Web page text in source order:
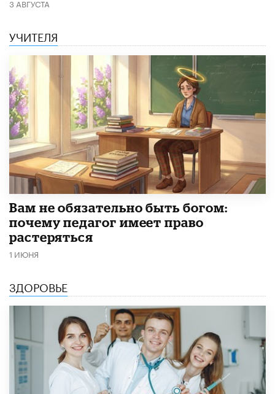
3 АВГУСТА
УЧИТЕЛЯ
​Вам не обязательно быть богом:
почему педагог имеет право
растеряться
1 ИЮНЯ
ЗДОРОВЬЕ